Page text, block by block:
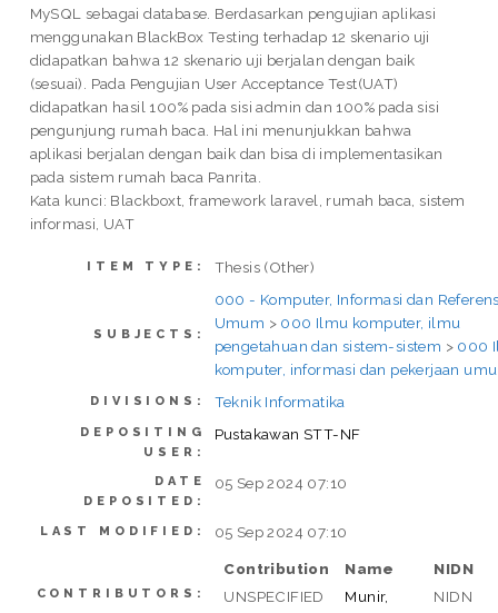
MySQL sebagai database. Berdasarkan pengujian aplikasi
menggunakan BlackBox Testing terhadap 12 skenario uji
didapatkan bahwa 12 skenario uji berjalan dengan baik
(sesuai). Pada Pengujian User Acceptance Test(UAT)
didapatkan hasil 100% pada sisi admin dan 100% pada sisi
pengunjung rumah baca. Hal ini menunjukkan bahwa
aplikasi berjalan dengan baik dan bisa di implementasikan
pada sistem rumah baca Panrita.
Kata kunci: Blackboxt, framework laravel, rumah baca, sistem
informasi, UAT
ITEM TYPE: Thesis (Other)
SUBJECTS:
000 - Komputer, Informasi dan
Umum > 000 Ilmu komputer, ilmu
pengetahuan dan sistem-sistem > 000
komputer, informasi dan pekerjaan
DIVISIONS: Teknik Informatika
DEPOSITING
USER:
Pustakawan STT-NF
DATE
DEPOSITED:
05 Sep 2024 07:10
LAST MODIFIED: 05 Sep 2024 07:10
CONTRIBUTORS:
Contribution Name
NIDN
UNSPECIFIED
Munir,
NIDN